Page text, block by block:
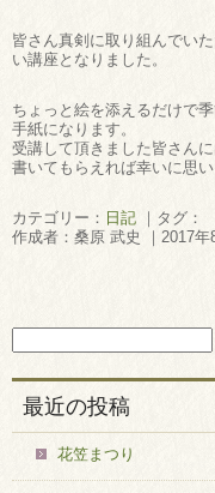
皆さん真剣に取り組んでい
い講座となりました。
ちょっと絵を添えるだけで
手紙になります。
受講して頂きました皆さん
書いてもらえれば幸いに思い
カテゴリー： 日記 ｜タグ：
作成者：桑原 武史 ｜2017年
最近の投稿
花笠まつり